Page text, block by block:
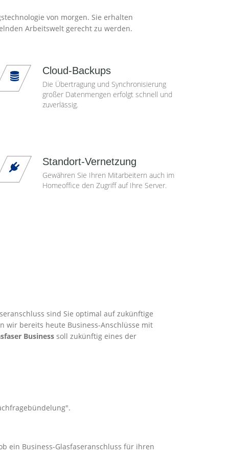
von morgen. Sie erhalten
Arbeitswelt gerecht zu werden.
Cloud-Backups
Die Übertragung und Synchronisierung
großer Datenmengen erfolgt schnell und
zuverlässig.
Standort-Vernetzung
Gewähren Sie Ihren Mitarbeitern auch im
Homeoffice den Zugriff auf Ihre Server.
sind Sie optimal auf zukünftige
wir bereits heute Business-Anschlüsse mit
Business soll zukünftig eines der
ein Business-Glasfaseranschluss für ihren